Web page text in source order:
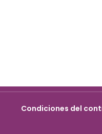
Condiciones del